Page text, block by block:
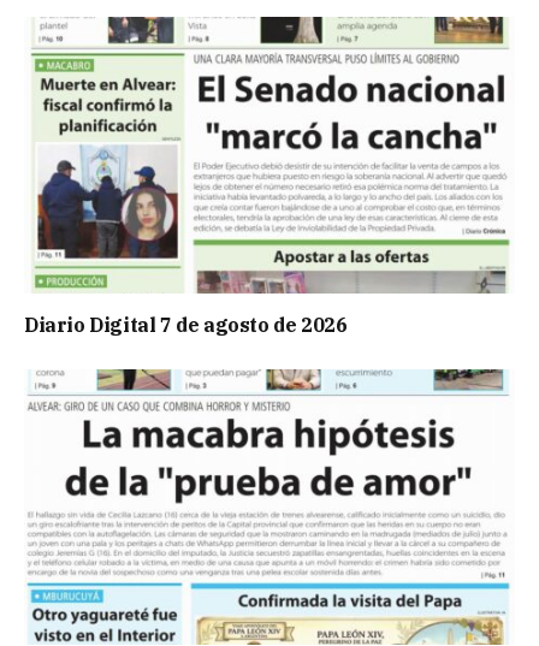
Diario Digital 7 de agosto de 2026